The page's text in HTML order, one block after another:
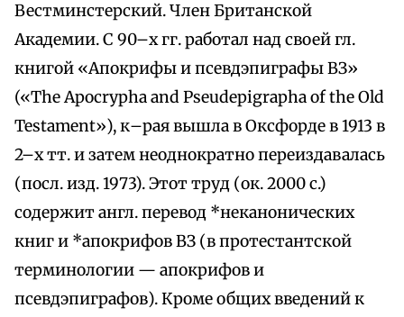
Вестминстерский. Член Британской
Академии. С 90–х гг. работал над своей гл.
книгой «Апокрифы и псевдэпиграфы ВЗ»
(«Тhе Apocrypha and Pseudepigrapha of the Old
Testament»), к–рая вышла в Оксфорде в 1913 в
2–х тт. и затем неоднократно переиздавалась
(посл. изд. 1973). Этот труд (oк. 2000 с.)
содержит англ. перевод *неканонических
книг и *апокрифов ВЗ (в протестантской
терминологии — апокрифов и
псевдэпиграфов). Кроме общих введений к